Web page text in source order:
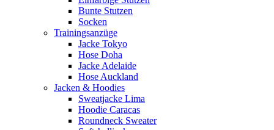
Bunte Stutzen
Socken
Trainingsanzüge
Jacke Tokyo
Hose Doha
Jacke Adelaide
Hose Auckland
Jacken & Hoodies
Sweatjacke Lima
Hoodie Caracas
Roundneck Sweater